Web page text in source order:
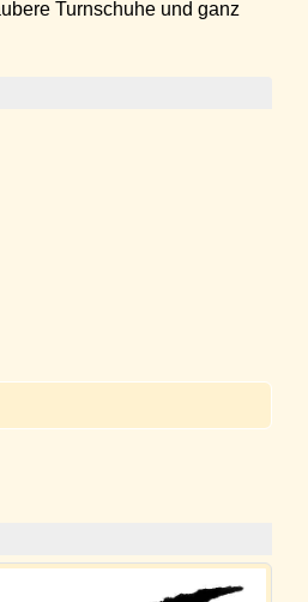
Turnschuhe und ganz